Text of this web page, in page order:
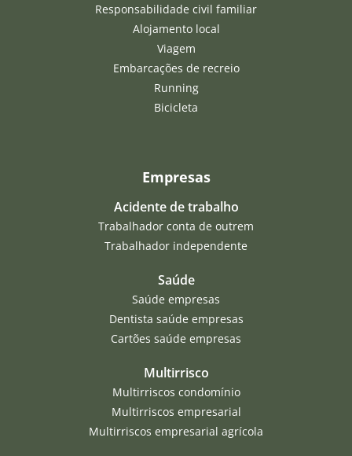
Responsabilidade civil familiar
Alojamento local
Viagem
Embarcações de recreio
Running
Bicicleta
Empresas
Acidente de trabalho
Trabalhador conta de outrem
Trabalhador independente
Saúde
Saúde empresas
Dentista saúde empresas
Cartões saúde empresas
Multirrisco
Multirriscos condomínio
Multirriscos empresarial
Multirriscos empresarial agrícola